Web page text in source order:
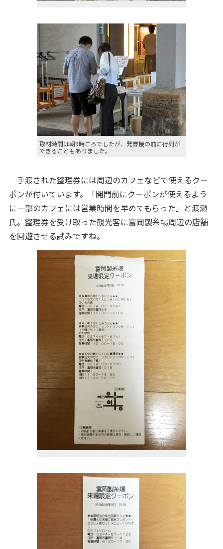
取材時間は朝9時ごろでしたが、発券機の前に行列が
できることもありました。
手渡された整理券には周辺のカフェなどで使えるクー
ポンが付いています。「開門前にクーポンが使えるよう
に一部のカフェには営業時間を早めてもらった」と渡瀬
氏。整理券を受け取った観光客に富岡製糸場周辺の店舗
を回遊させる試みですね。